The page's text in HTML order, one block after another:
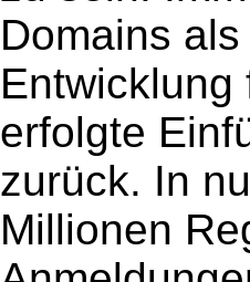
Domains
Entwicklung
erfolgte
zurück. In
Millionen